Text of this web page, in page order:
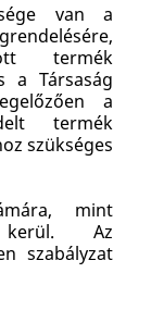
van a
termék
a Társaság
a
termék
szükséges
mint
kerül. Az
szabályzat